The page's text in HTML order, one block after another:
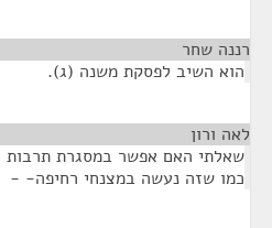
רננה שחר
הוא השיב לפסקת משנה (ג).
לאה ורון
שאלתי האם אפשר במסגרת תרבות
כמו שזה נעשה במצנחי רחיפה- -